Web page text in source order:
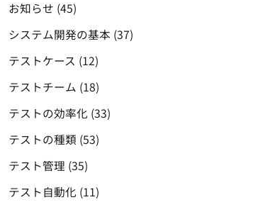
お知らせ (45)
システム開発の基本 (37)
テストケース (12)
テストチーム (18)
テストの効率化 (33)
テストの種類 (53)
テスト管理 (35)
テスト自動化 (11)